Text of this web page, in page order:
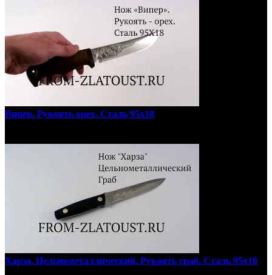
Випер. Рукоять орех. Сталь 95х18
Харза. Цельнометаллический. Рукоять граб. Сталь 95х18